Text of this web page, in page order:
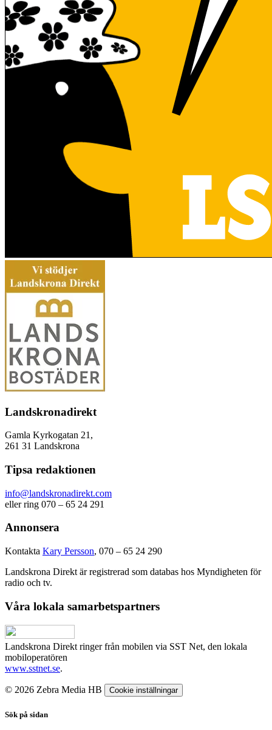
Landskronadirekt
Gamla Kyrkogatan 21,
261 31 Landskrona
Tipsa redaktionen
info@landskronadirekt.com
eller ring 070 – 65 24 291
Annonsera
Kontakta Kary Persson, 070 – 65 24 290
Landskrona Direkt är registrerad som databas hos Myndigheten för
radio och tv.
Våra lokala samarbetspartners
Landskrona Direkt ringer från mobilen via SST Net, den lokala
mobiloperatören
www.sstnet.se.
© 2026 Zebra Media HB Cookie inställningar
Sök på sidan